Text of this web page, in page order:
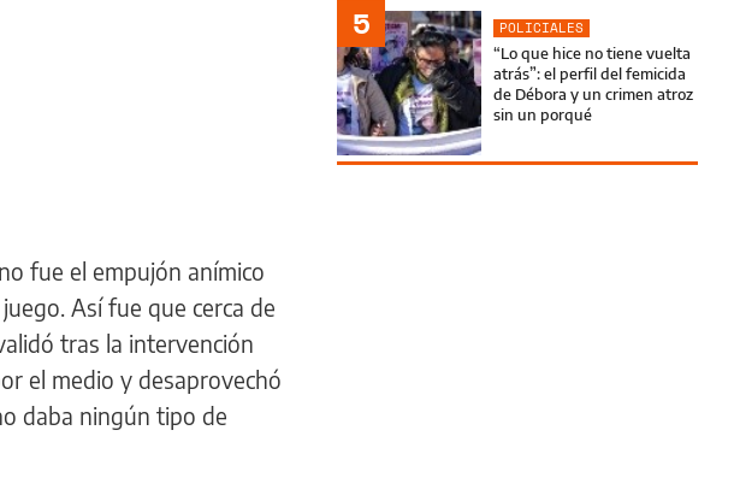
fue el empujón anímico
Así fue que cerca de
tras la intervención
el medio y desaprovechó
daba ningún tipo de
5
POLICIALES
“Lo que hice no tiene vuelta
atrás”: el perfil del femicida
de Débora y un crimen atroz
sin un porqué